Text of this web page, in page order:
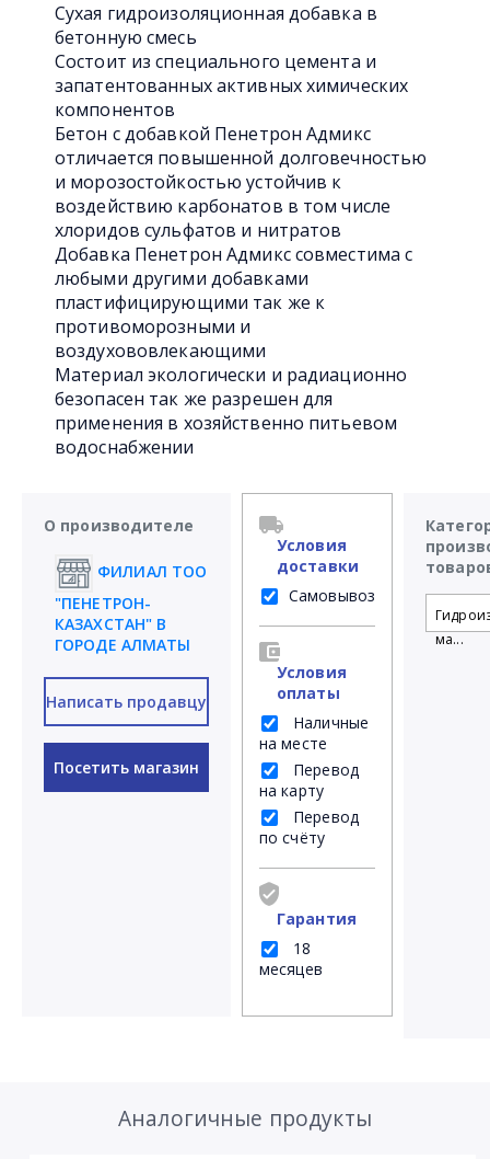
Сухая гидроизоляционная добавка в
бетонную смесь
Состоит из специального цемента и
запатентованных активных химических
компонентов
Бетон с добавкой Пенетрон Адмикс
отличается повышенной долговечностью
и морозостойкостью устойчив к
воздействию карбонатов в том числе
хлоридов сульфатов и нитратов
Добавка Пенетрон Адмикс совместима с
любыми другими добавками
пластифицирующими так же к
противоморозными и
воздухововлекающими
Материал экологически и радиационно
безопасен так же разрешен для
применения в хозяйственно питьевом
водоснабжении
О производителе
ФИЛИАЛ ТОО
"ПЕНЕТРОН-
КАЗАХСТАН" В
ГОРОДЕ АЛМАТЫ
Написать продавцу
Посетить магазин
Условия
доставки
Самовывоз
Условия
оплаты
Наличные
на месте
Перевод
на карту
Перевод
по счёту
Гарантия
18
месяцев
ма...
Аналогичные продукты